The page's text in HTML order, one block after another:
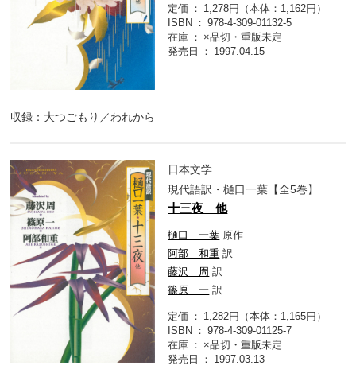
定価
1,278円（本体：1,162円）
ISBN
978-4-309-01132-5
在庫
×品切・重版未定
発売日
1997.04.15
収録：大つごもり／われから
日本文学
現代語訳・樋口一葉【全5巻】
十三夜 他
樋口 一葉 原作
阿部 和重 訳
藤沢 周 訳
篠原 一 訳
定価
1,282円（本体：1,165円）
ISBN
978-4-309-01125-7
在庫
×品切・重版未定
発売日
1997.03.13